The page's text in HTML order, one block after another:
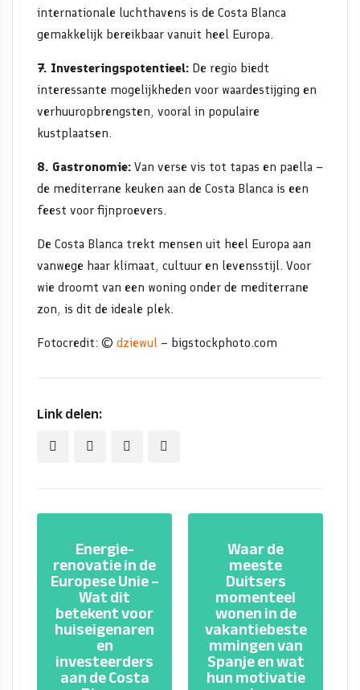
internationale luchthavens is de Costa Blanca
gemakkelijk bereikbaar vanuit heel Europa.
7. Investeringspotentieel: De regio biedt
interessante mogelijkheden voor waardestijging en
verhuuropbrengsten, vooral in populaire
kustplaatsen.
8. Gastronomie: Van verse vis tot tapas en paella –
de mediterrane keuken aan de Costa Blanca is een
feest voor fijnproevers.
De Costa Blanca trekt mensen uit heel Europa aan
vanwege haar klimaat, cultuur en levensstijl. Voor
wie droomt van een woning onder de mediterrane
zon, is dit de ideale plek.
Fotocredit: © dziewul – bigstockphoto.com
Link delen:
Energie-
renovatie in de
Europese Unie –
Wat dit
betekent voor
huiseigenaren
en
investeerders
aan de Costa
Waar de
meeste
Duitsers
momenteel
wonen in de
vakantiebeste
mmingen van
Spanje en wat
hun motivatie